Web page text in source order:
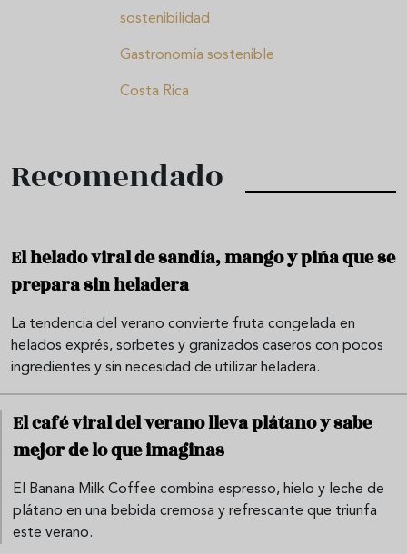
sostenibilidad
Gastronomía sostenible
Costa Rica
Recomendado
El helado viral de sandía, mango y piña que se
prepara sin heladera
La tendencia del verano convierte fruta congelada en
helados exprés, sorbetes y granizados caseros con pocos
ingredientes y sin necesidad de utilizar heladera.
El café viral del verano lleva plátano y sabe
mejor de lo que imaginas
El Banana Milk Coffee combina espresso, hielo y leche de
plátano en una bebida cremosa y refrescante que triunfa
este verano.